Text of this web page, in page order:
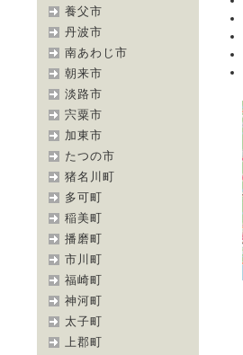
養父市
丹波市
南あわじ市
朝来市
淡路市
宍粟市
加東市
たつの市
猪名川町
多可町
稲美町
播磨町
市川町
福崎町
神河町
太子町
上郡町